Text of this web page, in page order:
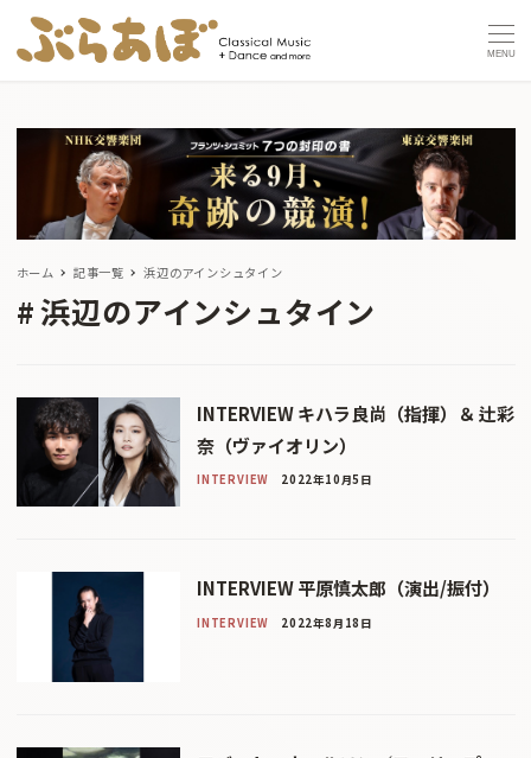
MENU
ホーム 記事一覧 浜辺のアインシュタイン
浜辺のアインシュタイン
INTERVIEW キハラ良尚（指揮）＆ 辻彩
奈（ヴァイオリン）
INTERVIEW 2022年10月5日
INTERVIEW 平原慎太郎（演出/振付）
INTERVIEW 2022年8月18日